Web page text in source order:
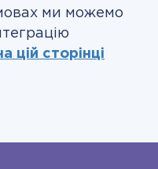
ми можемо
цій сторінці